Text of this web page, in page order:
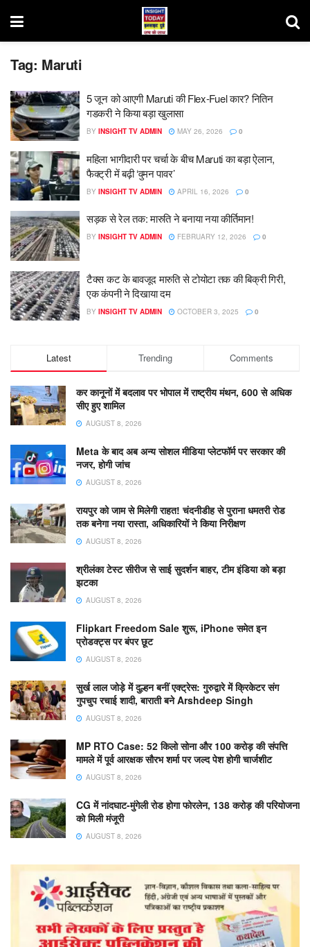
Tag: Maruti
5 जून को आएगी Maruti की Flex-Fuel कार? नितिन
गडकरी ने किया बड़ा खुलासा
BY INSIGHT TV ADMIN MAY 26, 2026 0
महिला भागीदारी पर चर्चा के बीच Maruti का बड़ा ऐलान,
फैक्ट्री में बढ़ी ‘वुमन पावर’
BY INSIGHT TV ADMIN APRIL 16, 2026 0
सड़क से रेल तक: मारुति ने बनाया नया कीर्तिमान!
BY INSIGHT TV ADMIN FEBRUARY 12, 2026 0
टैक्स कट के बावजूद मारुति से टोयोटा तक की बिक्री गिरी,
एक कंपनी ने दिखाया दम
BY INSIGHT TV ADMIN OCTOBER 3, 2025 0
Latest Trending Comments
कर कानूनों में बदलाव पर भोपाल में राष्ट्रीय मंथन, 600 से अधिक
सीए हुए शामिल
AUGUST 8, 2026
Meta के बाद अब अन्य सोशल मीडिया प्लेटफॉर्म पर सरकार की
नजर, होगी जांच
AUGUST 8, 2026
रायपुर को जाम से मिलेगी राहत! चंदनीडीह से पुराना धमतरी रोड
तक बनेगा नया रास्ता, अधिकारियों ने किया निरीक्षण
AUGUST 8, 2026
श्रीलंका टेस्ट सीरीज से साई सुदर्शन बाहर, टीम इंडिया को बड़ा
झटका
AUGUST 8, 2026
Flipkart Freedom Sale शुरू, iPhone समेत इन
प्रोडक्ट्स पर बंपर छूट
AUGUST 8, 2026
सुर्ख लाल जोड़े में दुल्हन बनीं एक्ट्रेस: गुरुद्वारे में क्रिकेटर संग
गुपचुप रचाई शादी, बाराती बने Arshdeep Singh
AUGUST 8, 2026
MP RTO Case: 52 किलो सोना और 100 करोड़ की संपत्ति
मामले में पूर्व आरक्षक सौरभ शर्मा पर जल्द पेश होगी चार्जशीट
AUGUST 8, 2026
CG में नांदघाट-मुंगेली रोड होगा फोरलेन, 138 करोड़ की परियोजना
को मिली मंजूरी
AUGUST 8, 2026